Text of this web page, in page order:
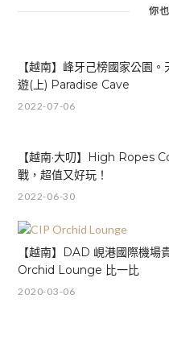
你
【越南】峰牙己榜國家公園
遊(上) Paradise Cave
2022-07-06
【越南·大叨】High Ropes
戰，超值又好玩！
2022-06-30
【越南】DAD 峴港國際機
Orchid Lounge 比一比
2020-03-06